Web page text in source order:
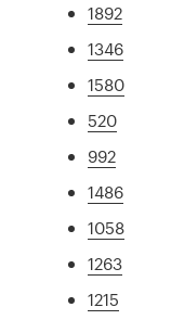
1892
1346
1580
520
992
1486
1058
1263
1215